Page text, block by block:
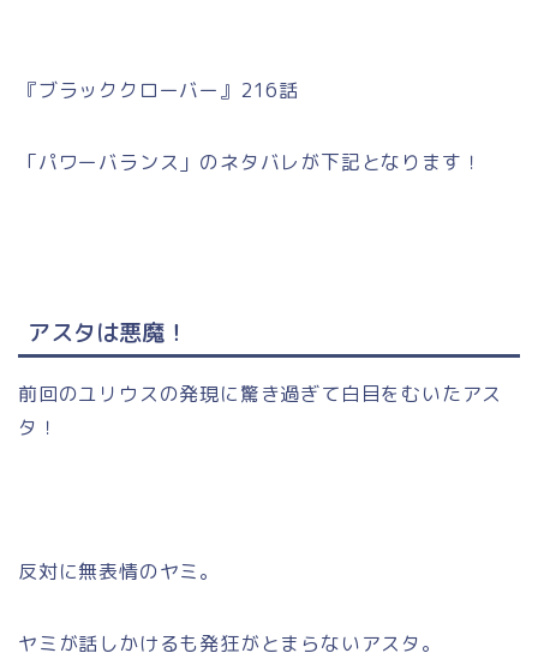
『ブラッククローバー』216話
「パワーバランス」のネタバレが下記となります！
アスタは悪魔！
前回のユリウスの発現に驚き過ぎて白目をむいたアス
タ！
反対に無表情のヤミ。
ヤミが話しかけるも発狂がとまらないアスタ。